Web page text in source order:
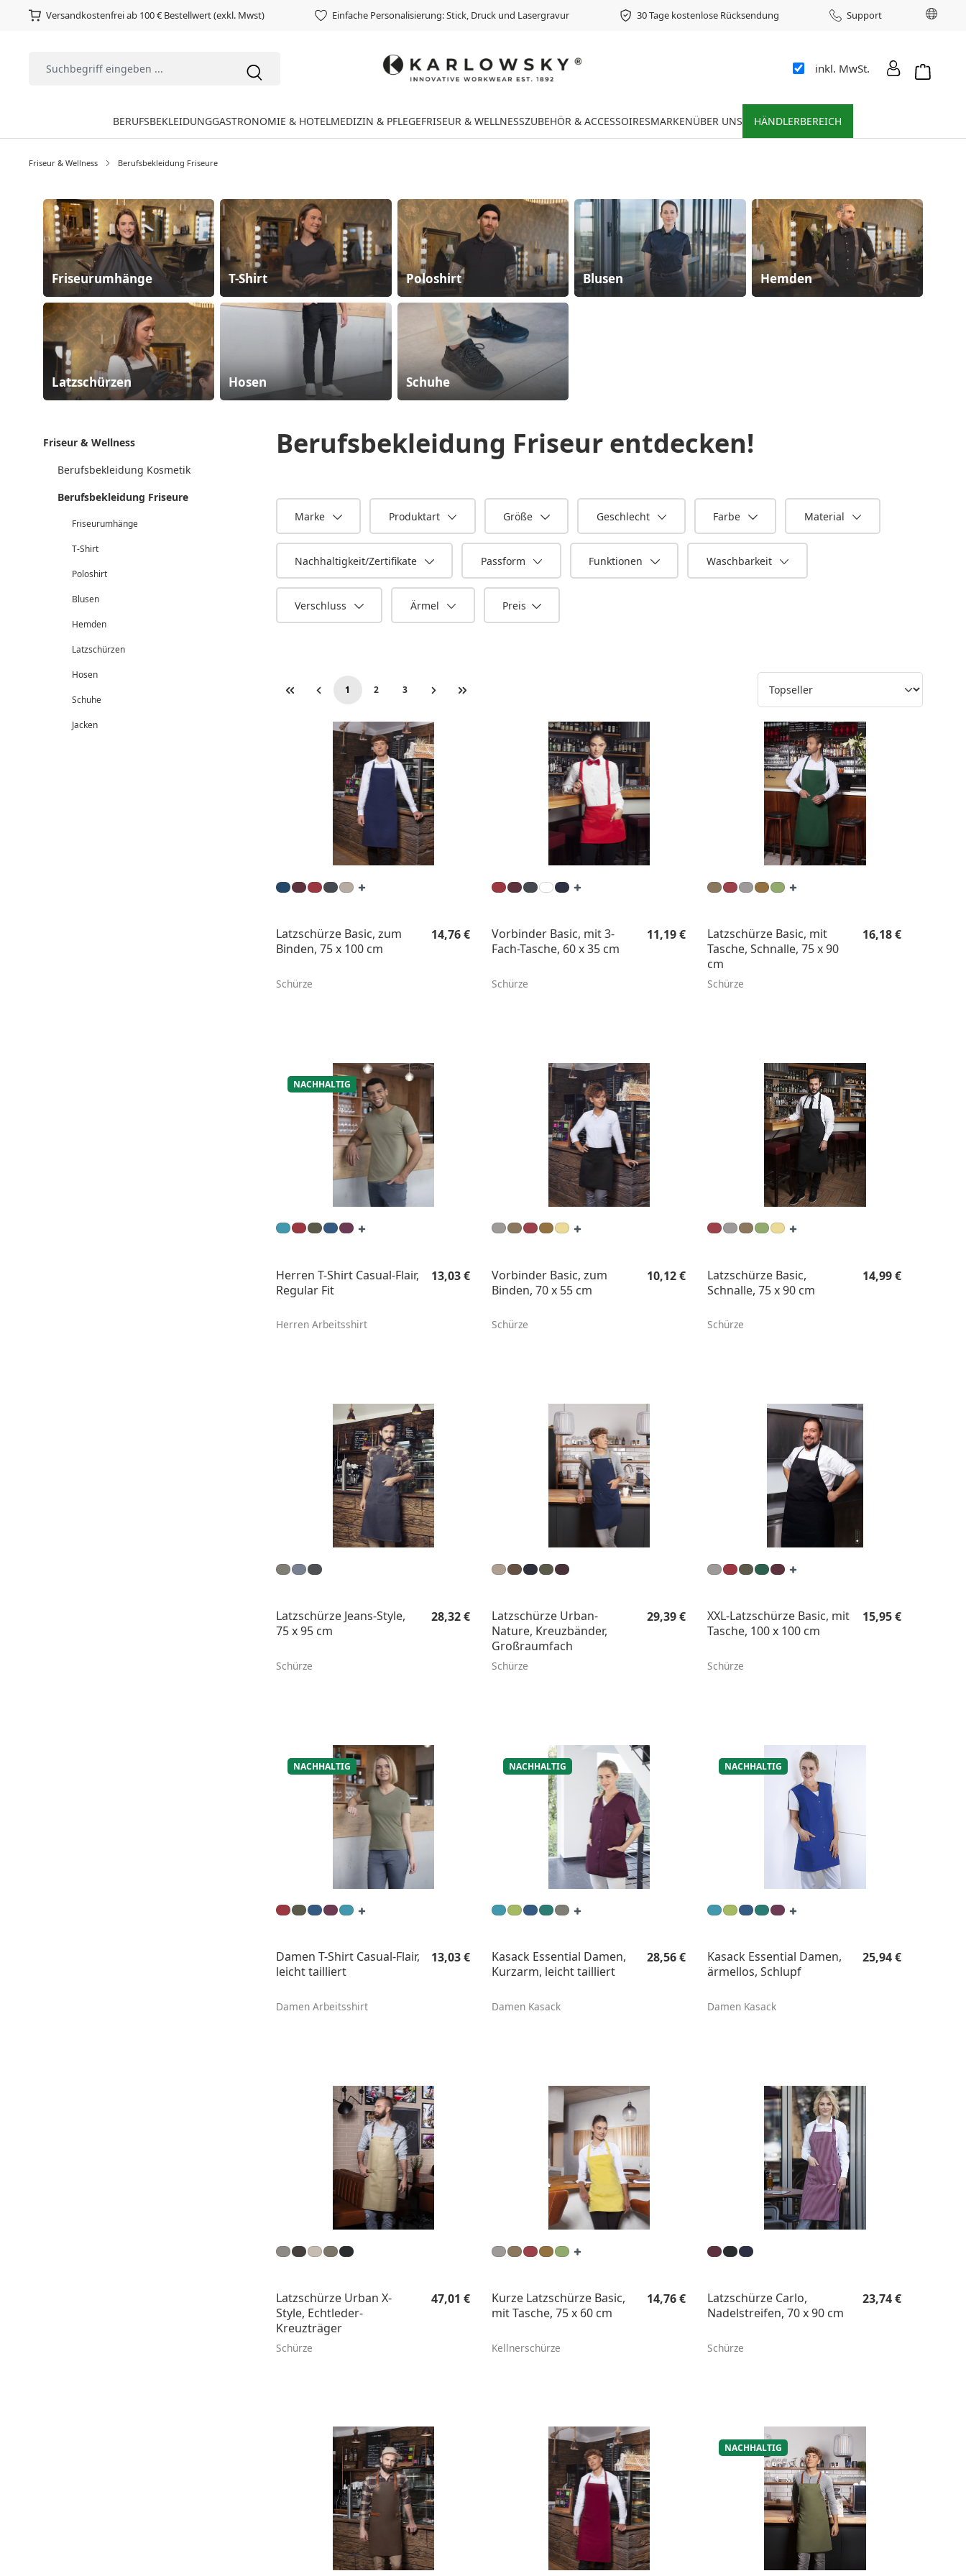
Versandkostenfrei ab 100 € Bestellwert (exkl. Mwst) Einfache Personalisierung: Stick, Druck und Lasergravur 30 Tage kostenlose Rücksendung Support
inkl. MwSt.
BERUFSBEKLEIDUNGGASTRONOMIE & HOTELMEDIZIN & PFLEGEFRISEUR & WELLNESSZUBEHÖR & ACCESSOIRESMARKENÜBER UNS HÄNDLERBEREICH
Friseur & Wellness Berufsbekleidung Friseure
Friseurumhänge T-Shirt Poloshirt Blusen Hemden
Latzschürzen Hosen Schuhe
Friseur & Wellness
Berufsbekleidung Kosmetik
Berufsbekleidung Friseure
Friseurumhänge
T-Shirt
Poloshirt
Blusen
Hemden
Latzschürzen
Hosen
Schuhe
Jacken
Berufsbekleidung Friseurentdecken!
Marke Produktart Größe Geschlecht Farbe Material
Nachhaltigkeit/Zertifikate Passform Funktionen Waschbarkeit
Verschluss Ärmel Preis
Seite
1 Seite
2 Seite
3
Latzschürze Basic, zum
Binden, 75 x 100 cm
Schürze
Regulärer Preis:
14,76 €
Vorbinder Basic, mit 3-
Fach-Tasche, 60 x 35 cm
Schürze
Regulärer Preis:
11,19 €
Latzschürze Basic, mit
Tasche, Schnalle, 75 x 90
cm
Schürze
Regulärer Preis:
16,18 €
NACHHALTIG
Herren T-Shirt Casual-Flair,
Regular Fit
Herren Arbeitsshirt
Regulärer Preis:
13,03 €
Vorbinder Basic, zum
Binden, 70 x 55 cm
Schürze
Regulärer Preis:
10,12 €
Latzschürze Basic,
Schnalle, 75 x 90 cm
Schürze
Regulärer Preis:
14,99 €
Latzschürze Jeans-Style,
75 x 95 cm
Schürze
Regulärer Preis:
28,32 €
Latzschürze Urban-
Nature, Kreuzbänder,
Großraumfach
Schürze
Regulärer Preis:
29,39 €
XXL-Latzschürze Basic, mit
Tasche, 100 x 100 cm
Schürze
Regulärer Preis:
15,95 €
NACHHALTIG
Damen T-Shirt Casual-Flair,
leicht tailliert
Damen Arbeitsshirt
Regulärer Preis:
13,03 €
NACHHALTIG
Kasack Essential Damen,
Kurzarm, leicht tailliert
Damen Kasack
Regulärer Preis:
28,56 €
NACHHALTIG
Kasack Essential Damen,
ärmellos, Schlupf
Damen Kasack
Regulärer Preis:
25,94 €
Latzschürze Urban X-
Style, Echtleder-
Kreuzträger
Schürze
Regulärer Preis:
47,01 €
Kurze Latzschürze Basic,
mit Tasche, 75 x 60 cm
Kellnerschürze
Regulärer Preis:
14,76 €
Latzschürze Carlo,
Nadelstreifen, 70 x 90 cm
Schürze
Regulärer Preis:
23,74 €
NACHHALTIG